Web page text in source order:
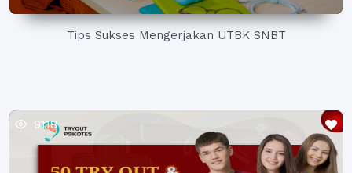
Tips Sukses Mengerjakan UTBK SNBT
9118